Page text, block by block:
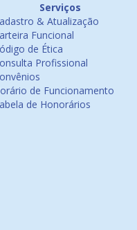
Serviços
& Atualização
Funcional
de Ética
Profissional
de Funcionamento
de Honorários